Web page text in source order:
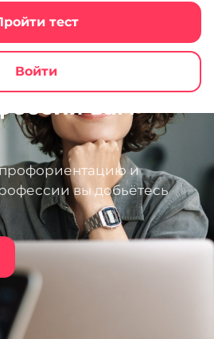
тест
Войти
вам
и
вы добьётесь